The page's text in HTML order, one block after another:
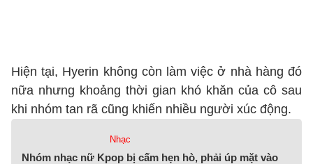
Hiện tại, Hyerin không còn làm việc ở nhà hàng đó
nữa nhưng khoảng thời gian khó khăn của cô sau
khi nhóm tan rã cũng khiến nhiều người xúc động.
Nhạc
Nhóm nhạc nữ Kpop bị cấm hẹn hò, phải úp mặt vào